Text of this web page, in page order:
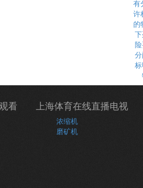
看 上海体育在线直播电视
浓缩机
磨矿机